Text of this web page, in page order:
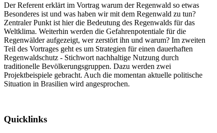
Der Referent erklärt im Vortrag warum der Regenwald so etwas
Besonderes ist und was haben wir mit dem Regenwald zu tun?
Zentraler Punkt ist hier die Bedeutung des Regenwalds für das
Weltklima. Weiterhin werden die Gefahrenpotentiale für die
Regenwälder aufgezeigt, wer zerstört ihn und warum? Im zweiten
Teil des Vortrages geht es um Strategien für einen dauerhaften
Regenwaldschutz - Stichwort nachhaltige Nutzung durch
traditionelle Bevölkerungsgruppen. Dazu werden zwei
Projektbeispiele gebracht. Auch die momentan aktuelle politische
Situation in Brasilien wird angesprochen.
Quicklinks